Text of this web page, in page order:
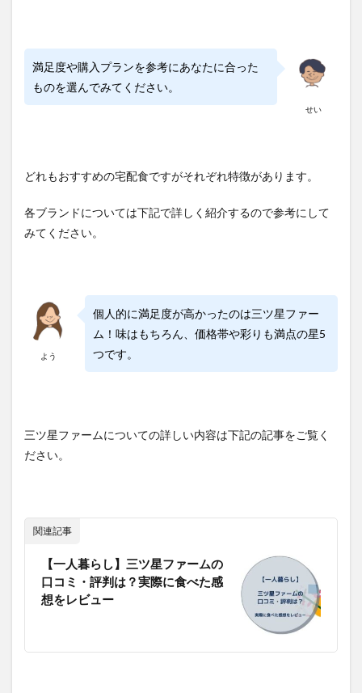
せい
満足度や購入プランを参考にあなたに合った
ものを選んでみてください。
どれもおすすめの宅配食ですがそれぞれ特徴があります。
各ブランドについては下記で詳しく紹介するので参考にして
みてください。
よう
個人的に満足度が高かったのは三ツ星ファー
ム！味はもちろん、価格帯や彩りも満点の星5
つです。
三ツ星ファームについての詳しい内容は下記の記事をご覧く
ださい。
関連記事
【一人暮らし】三ツ星ファームの
口コミ・評判は？実際に食べた感
想をレビュー